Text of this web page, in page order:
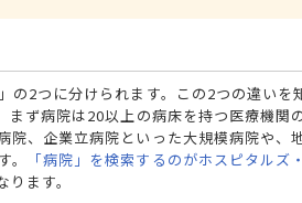
の2つに分けられます。この2つの違いを
まず病院は20以上の病床を持つ医療機関
院、企業立病院といった大規模病院や、
「病院」を検索するのがホスピタルズ
ます。